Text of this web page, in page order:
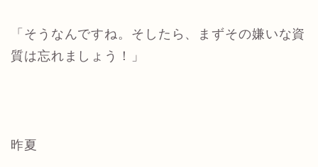
「そうなんですね。そしたら、まずその嫌いな資
質は忘れましょう！」
昨夏